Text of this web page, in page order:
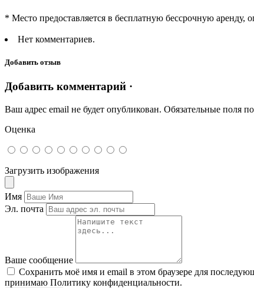
* Место предоставляется в бесплатную бессрочную аренду,
Нет комментариев.
Добавить отзыв
Добавить комментарий ·
Ваш адрес email не будет опубликован. Обязательные поля
Оценка
Загрузить изображения
Имя
Эл. почта
Ваше сообщение
Сохранить моё имя и email в этом браузере для
принимаю Политику конфиденциальности.